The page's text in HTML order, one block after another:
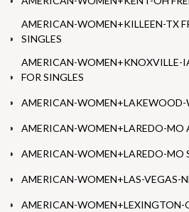
AMERICAN-WOMEN+KILLEEN-TX
SINGLES
AMERICAN-WOMEN+KNOXVILLE-
FOR SINGLES
AMERICAN-WOMEN+LAKEWOOD-
AMERICAN-WOMEN+LAREDO-MO
AMERICAN-WOMEN+LAREDO-MO
AMERICAN-WOMEN+LAS-VEGAS-
AMERICAN-WOMEN+LEXINGTON-